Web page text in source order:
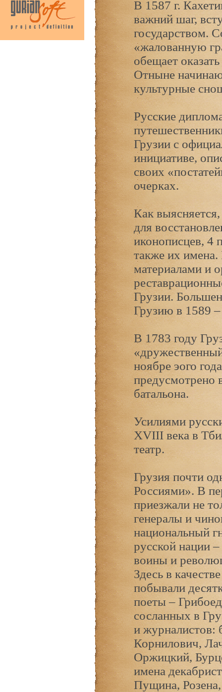
В 1587 г.
важний шаг,
государством.
«жалованную
обещает
Отныне
культурные
Русские
Грузии с
инициативе,
своих
очерках.
Как
для
иконописцев, 4
также их
материалами и
Грузии.
Грузию в 1589 –
В 1783 году
ноябре эого
предусмотрено
батальона.
Усилиями
XVIII века в
театр.
Грузия почти
Россиями». В
приезжали не
генералы и
национальный
русской нации
воины и
Здесь в
побывали
поеты –
сосланных в
и журналистов:
Корнилович,
Оржицкий,
имена
Пущина,